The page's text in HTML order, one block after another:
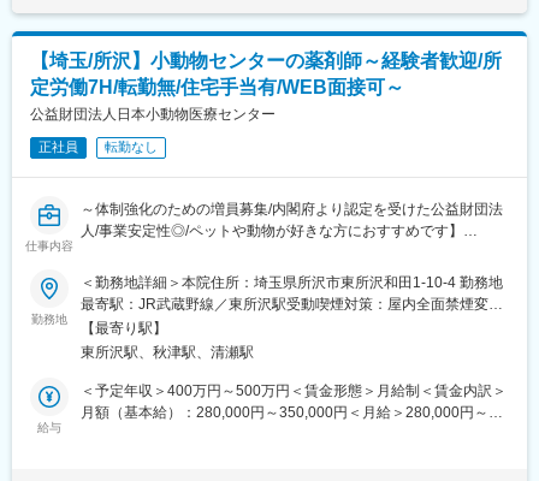
トなどキャリアの選択肢は様々であり、所長候補も探しておりま
す！
※マネジメントなどもお任せする可能性はあり、面接時に相談さ
せていただくこともあります。
■当ポジションの魅力：
・オンコール担当回数は2～4回/月、残業時間は10～15h/月
・移動は主に電動自転車を使用（直行直帰可能）
・チーム制
入社時2日間のオリエンテーションあり
約3ヶ月のOJTで段階的に独り立ち（入職後、3ヶ月を目安とした
同行訪問を実施）
専門・認定看護師による「10領域サポート」
e-learning（200本以上）
目安の金額であり、選考を通じて上下する可能性があります。月
給(月額)は固定手当を含めた表記です。
【埼玉/所沢】小動物センターの薬剤師～経験者歓迎/所
定労働7H/転勤無/住宅手当有/WEB面接可～
公益財団法人日本小動物医療センター
正社員 転勤なし
仕事内容
～体制強化のための増員募集/内閣府より認定を受けた公益財団法
人/事業安定性◎/ペットや動物が好きな方におすすめです】
■オススメポイント：
◎東所沢駅から徒歩3分程度！転勤も無く、長期的に就業しやすい
環境です！
◎今年だけでもdodaで複数名の決定実績あり！是非ご応募くださ
い！
経験も重要ですが、お人柄を最も重視して採用活動をしていま
勤務地
＜勤務地詳細＞本院住所：埼玉県所沢市東所沢和田1-10-4 勤務地
最寄駅：JR武蔵野線／東所沢駅受動喫煙対策：屋内全面禁煙変更
の範囲：無
【最寄り駅】
東所沢駅、秋津駅、清瀬駅
給与
＜予定年収＞400万円～500万円＜賃金形態＞月給制＜賃金内訳＞
月額（基本給）：280,000円～350,000円＜月給＞280,000円～